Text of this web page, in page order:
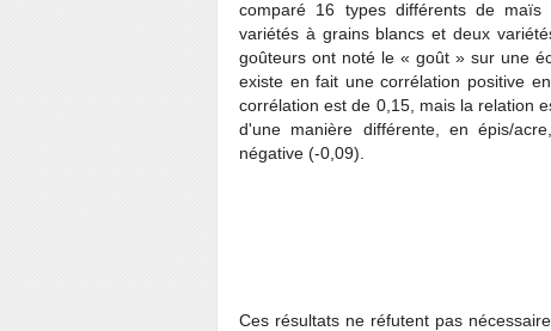
comparé 16 types différents de maïs
variétés à grains blancs et deux
goûteurs ont noté le « goût » sur une
existe en fait une corrélation positive
corrélation est de 0,15, mais la relation
d'une manière différente, en épis/
négative (-0,09).
Ces résultats ne réfutent pas